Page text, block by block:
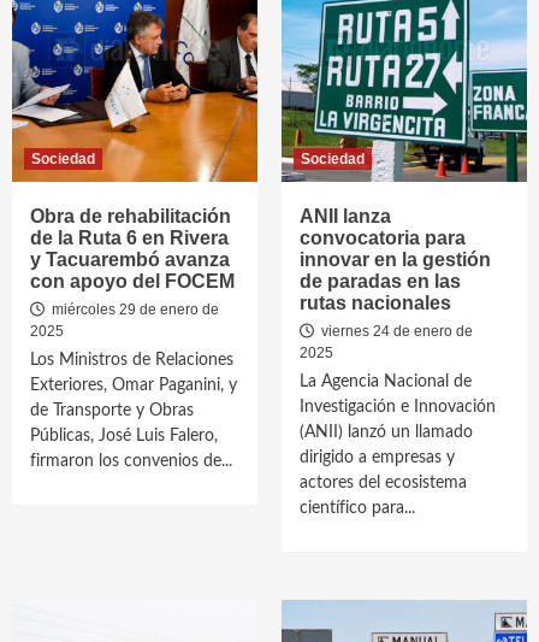
Sociedad
Obra de rehabilitación
de la Ruta 6 en Rivera
y Tacuarembó avanza
con apoyo del FOCEM
miércoles 29 de enero de
2025
Los Ministros de Relaciones
Exteriores, Omar Paganini, y
de Transporte y Obras
Públicas, José Luis Falero,
firmaron los convenios de...
Sociedad
ANII lanza
convocatoria para
innovar en la gestión
de paradas en las
rutas nacionales
viernes 24 de enero de
2025
La Agencia Nacional de
Investigación e Innovación
(ANII) lanzó un llamado
dirigido a empresas y
actores del ecosistema
científico para...